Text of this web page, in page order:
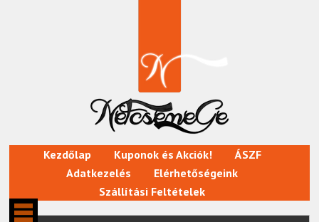
Kezdőlap Kuponok és Akciók!
ÁSZF
Adatkezelés
Elérhetőségeink
Szállítási Feltételek